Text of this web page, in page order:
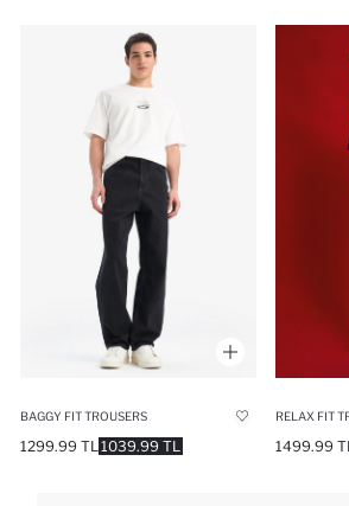
BAGGY FIT TROUSERS
1039.99 TL
1299.99 TL
RELAX FIT
1499.99